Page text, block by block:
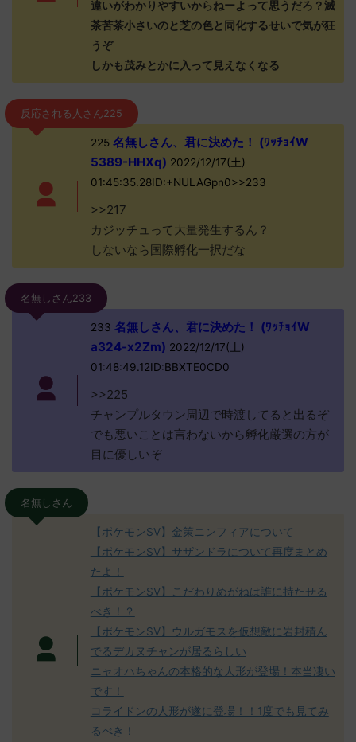
違いがわかりやすいからねーよって思うだろ？滅
茶苦茶小さいのと芝の色と同化するせいで気が狂
うぞ
しかも茂みとかに入って見えなくなる
反応される人さん225
225名無しさん、君に決めた！ (ﾜｯﾁｮｲW
5389-HHXq) 2022/12/17(土)
01:45:35.28ID:+NULAGpn0>>233
>>217
カジッチュって大量発生するん？
しないなら国際孵化一択だな
名無しさん233
233 名無しさん、君に決めた！ (ﾜｯﾁｮｲW
a324-x2Zm) 2022/12/17(土)
01:48:49.12ID:BBXTE0CD0
>>225
チャンプルタウン周辺で時渡してると出るぞ
でも悪いことは言わないから孵化厳選の方が
目に優しいぞ
名無しさん
【ポケモンSV】金策ニンフィアについて
【ポケモンSV】サザンドラについて再度まとめ
たよ！
【ポケモンSV】こだわりめがねは誰に持たせる
べき！？
【ポケモンSV】ウルガモスを仮想敵に岩封積ん
でるデカヌチャンが居るらしい
ニャオハちゃんの本格的な人形が登場！本当凄い
です！
コライドンの人形が遂に登場！！1度でも見てみ
るべき！